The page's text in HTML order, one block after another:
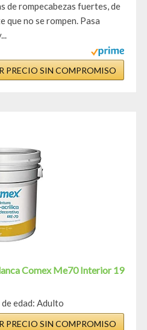
de rompecabezas fuertes, de
que no se rompen. Pasa
PRECIO SIN COMPROMISO
Comex Me70 Interior 19
edad: Adulto
PRECIO SIN COMPROMISO